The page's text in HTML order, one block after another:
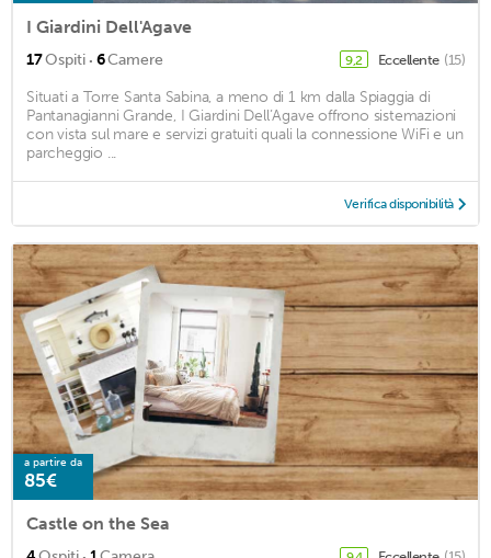
I Giardini Dell'Agave
17Ospiti · 6Camere 9,2 Eccellente (15)
Situati a Torre Santa Sabina, a meno di 1 km dalla Spiaggia di
Pantanagianni Grande, I Giardini Dell’Agave offrono sistemazioni
con vista sul mare e servizi gratuiti quali la connessione WiFi e un
parcheggio ...
Verifica disponibilità
a partire da
85€
Castle on the Sea